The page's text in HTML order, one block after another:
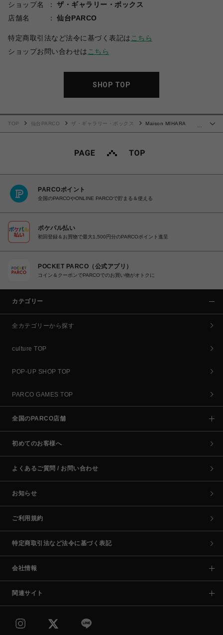
ショップ名
ザ・ギャラリー・ボックス
店舗名
仙台PARCO
特定商取引法など法令に基づく表記は こちら
ショップお問い合わせは こちら
SHOP TOP
TOP 仙台PARCO ザ・ギャラリー・ボックス
Maison MIHARA
PARCOポイント
全国のPARCOやONLINE PARCOで貯まる＆使える
ポケパル払い
初回登録＆お買物で最大1,500円分のPARCOポイント進呈
POCKET PARCO（公式アプリ）
コイン＆クーポンでPARCOでのお買い物がオトクに
カテゴリー
全カテゴリーから探す
culture TOP
POP-UP SHOP TOP
PARCO GAMES TOP
全国のPARCO店舗
初めてのお客様へ
よくあるご質問 / お問い合わせ
お知らせ
ご利用規約
特定商取引法など法令に基づく表記
会社情報
関連サイト